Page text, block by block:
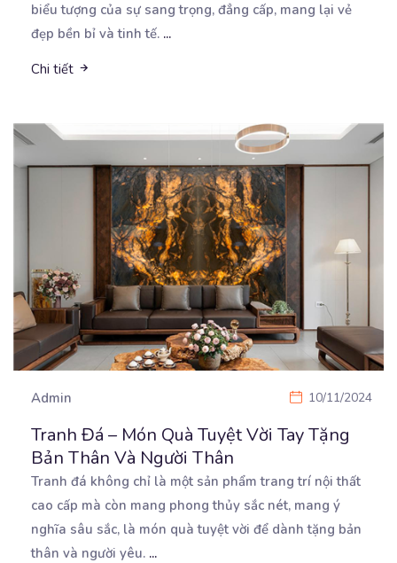
biểu tượng của sự sang trọng, đẳng cấp, mang lại vẻ
đẹp bền bỉ và tinh tế. ...
Chi tiết
Admin 10/11/2024
Tranh Đá – Món Quà Tuyệt Vời Tay Tặng
Bản Thân Và Người Thân
Tranh đá không chỉ là một sản phẩm trang trí nội thất
cao cấp mà còn mang phong thủy sắc nét, mang ý
nghĩa sâu sắc, là món quà tuyệt vời để dành tặng bản
thân và người yêu. ...